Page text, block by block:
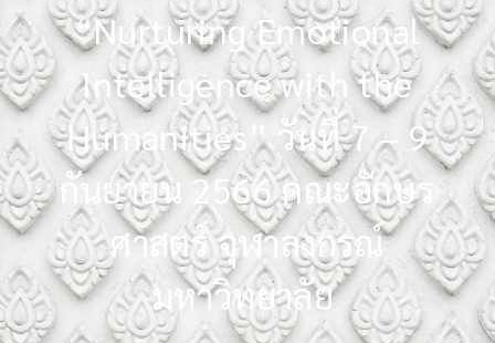
“Nurturing Emotional
Intelligence with the
Humanities” วันที่ 7 – 9
กันยายน 2566 คณะอักษร
ศาสตร์ จุฬาลงกรณ์
มหาวิทยาลัย